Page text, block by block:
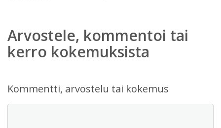
Arvostele, kommentoi tai
kerro kokemuksista
Kommentti, arvostelu tai kokemus